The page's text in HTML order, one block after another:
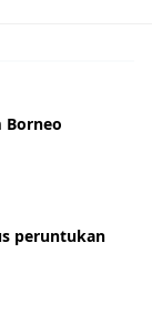
Borneo
peruntukan